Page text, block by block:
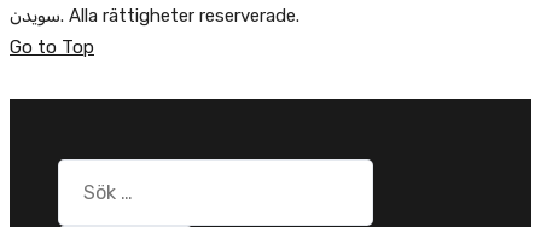
سویدن. Alla rättigheter reserverade.
Go to Top
Sök
efter: